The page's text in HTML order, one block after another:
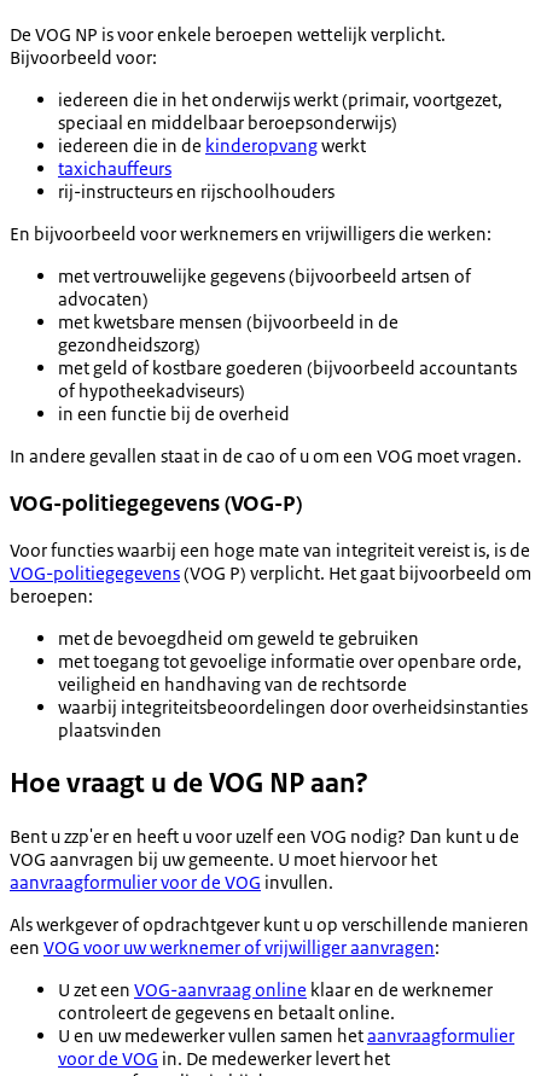
De VOG NP is voor enkele beroepen wettelijk verplicht.
Bijvoorbeeld voor:
iedereen die in het onderwijs werkt (primair, voortgezet,
speciaal en middelbaar beroepsonderwijs)
iedereen die in de kinderopvangwerkt
taxichauffeurs
rij-instructeurs en rijschoolhouders
En bijvoorbeeld voor werknemers en vrijwilligers die werken:
met vertrouwelijke gegevens (bijvoorbeeld artsen of
advocaten)
met kwetsbare mensen (bijvoorbeeld in de
gezondheidszorg)
met geld of kostbare goederen (bijvoorbeeld accountants
of hypotheekadviseurs)
in een functie bij de overheid
In andere gevallen staat in de cao of u om een VOG moet vragen.
VOG-politiegegevens (VOG-P)
Voor functies waarbij een hoge mate van integriteit vereist is, is de
VOG-politiegegevens(VOG P) verplicht. Het gaat bijvoorbeeld om
beroepen:
met de bevoegdheid om geweld te gebruiken
met toegang tot gevoelige informatie over openbare orde,
veiligheid en handhaving van de rechtsorde
waarbij integriteitsbeoordelingen door overheidsinstanties
plaatsvinden
Hoe vraagt u de VOG NP aan?
Bent u zzp'er en heeft u voor uzelf een VOG nodig? Dan kunt u de
VOG aanvragen bij uw gemeente. U moet hiervoor het
aanvraagformulier voor de VOG invullen.
Als werkgever of opdrachtgever kunt u op verschillende manieren
een VOG voor uw werknemer of vrijwilliger aanvragen:
U zet een VOG-aanvraag online klaar en de werknemer
controleert de gegevens en betaalt online.
U en uw medewerker vullen samen hetaanvraagformulier
voor de VOG in. De medewerker levert het